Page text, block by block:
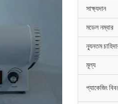
সাক্ষ্যদান
মডেল নম্বার
ন্যূনতম
মূল্য
প্যাকেজিং